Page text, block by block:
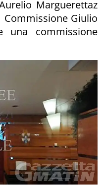
Marguerettaz
Giulio
una commissione